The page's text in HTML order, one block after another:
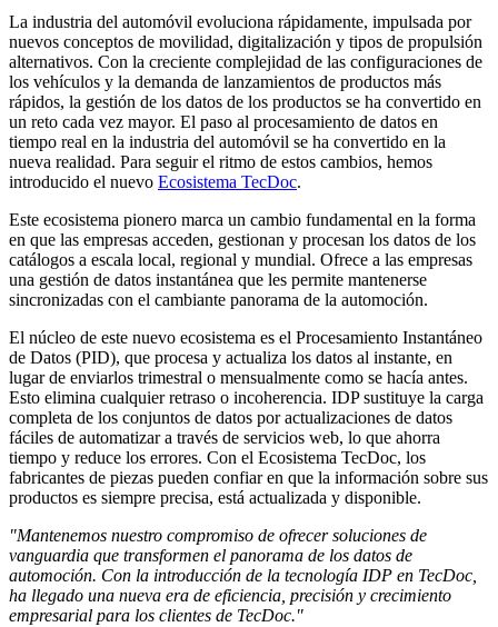
La industria del automóvil evoluciona rápidamente, impulsada por
nuevos conceptos de movilidad, digitalización y tipos de propulsión
alternativos. Con la creciente complejidad de las configuraciones de
los vehículos y la demanda de lanzamientos de productos más
rápidos, la gestión de los datos de los productos se ha convertido en
un reto cada vez mayor. El paso al procesamiento de datos en
tiempo real en la industria del automóvil se ha convertido en la
nueva realidad. Para seguir el ritmo de estos cambios, hemos
introducido el nuevo Ecosistema TecDoc.
Este ecosistema pionero marca un cambio fundamental en la forma
en que las empresas acceden, gestionan y procesan los datos de los
catálogos a escala local, regional y mundial. Ofrece a las empresas
una gestión de datos instantánea que les permite mantenerse
sincronizadas con el cambiante panorama de la automoción.
El núcleo de este nuevo ecosistema es el Procesamiento Instantáneo
de Datos (PID), que procesa y actualiza los datos al instante, en
lugar de enviarlos trimestral o mensualmente como se hacía antes.
Esto elimina cualquier retraso o incoherencia. IDP sustituye la carga
completa de los conjuntos de datos por actualizaciones de datos
fáciles de automatizar a través de servicios web, lo que ahorra
tiempo y reduce los errores. Con el Ecosistema TecDoc, los
fabricantes de piezas pueden confiar en que la información sobre sus
productos es siempre precisa, está actualizada y disponible.
"Mantenemos nuestro compromiso de ofrecer soluciones de
vanguardia que transformen el panorama de los datos de
automoción. Con la introducción de la tecnología IDP en TecDoc,
ha llegado una nueva era de eficiencia, precisión y crecimiento
empresarial para los clientes de TecDoc."